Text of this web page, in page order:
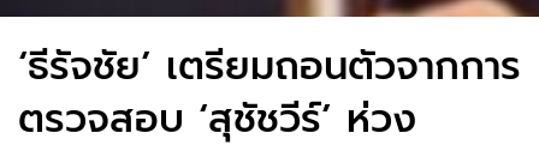
‘ธีรัจชัย’ เตรียมถอนตัวจากการ
ตรวจสอบ ‘สุชัชวีร์’ ห่วง